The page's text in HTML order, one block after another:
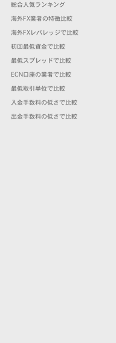
総合人気ランキング
海外FX業者の特徴比較
海外FXレバレッジで比較
初回最低資金で比較
最低スプレッドで比較
ECN口座の業者で比較
最低取引単位で比較
入金手数料の低さで比較
出金手数料の低さで比較